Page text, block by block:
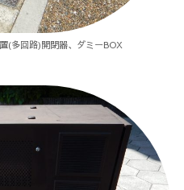
(多回路)開閉器、ダミーBOX